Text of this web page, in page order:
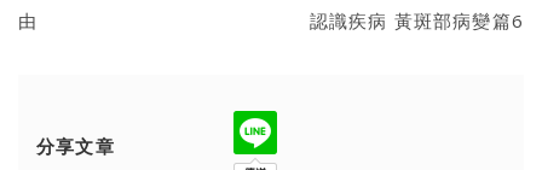
由
認識疾病 黃斑部病變篇6
分享文章